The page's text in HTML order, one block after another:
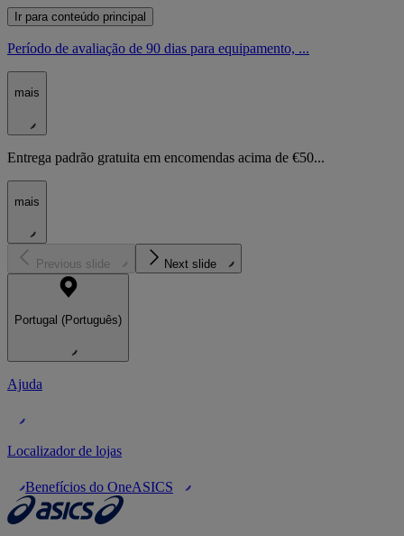
Ir para conteúdo principal
Período de avaliação de 90 dias para equipamento, ...
mais
Entrega padrão gratuita em encomendas acima de €50...
mais
Previous slide Next slide
Portugal (Português)
Ajuda
Localizador de lojas
Benefícios do OneASICS